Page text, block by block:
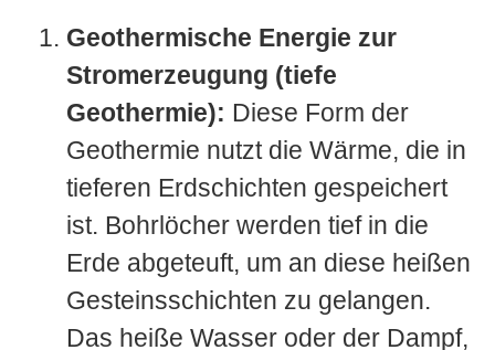
Geothermische Energie zur
Stromerzeugung (tiefe
Geothermie): Diese Form der
Geothermie nutzt die Wärme, die in
tieferen Erdschichten gespeichert
ist. Bohrlöcher werden tief in die
Erde abgeteuft, um an diese heißen
Gesteinsschichten zu gelangen.
Das heiße Wasser oder der Dampf,